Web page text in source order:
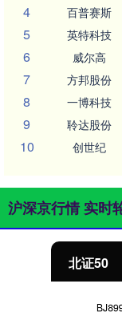
4 百普赛斯
5 英特科技
6 威尔高
7 方邦股份
8 一博科技
9 聆达股份
10 创世纪
沪深京行情 实时
北证50